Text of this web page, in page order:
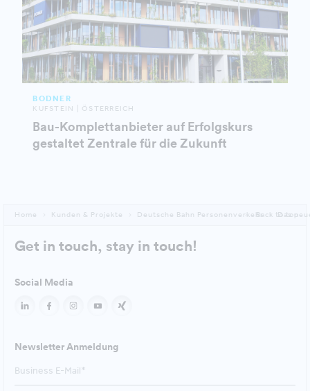
BODNER
KUFSTEIN | ÖSTERREICH
Bau-Komplettanbieter auf Erfolgskurs
gestaltet Zentrale für die Zukunft
Home Kunden & Projekte Deutsche Bahn Personenverkehr Das
Back to top
Get in touch, stay in touch!
Social Media
Newsletter Anmeldung